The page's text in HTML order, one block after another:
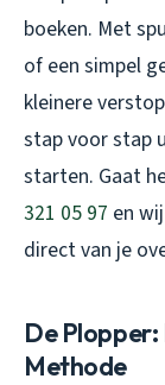
boeken. Met
of een simpel
kleinere
stap voor stap
starten. Gaat
321 05 97 en
direct van je
De
Methode